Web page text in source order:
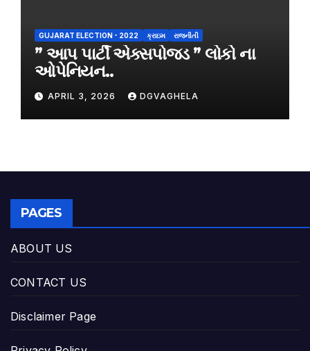
GUJARAT ELECTION - 2022 ક્રાઇમ રાજનીતી
” આપ પાર્ટી એક્સપોજડ ” લોકો ના
ઓપેનિયન..
APRIL 3, 2026 DGVAGHELA
PAGES
ABOUT US
CONTACT US
Disclaimer Page